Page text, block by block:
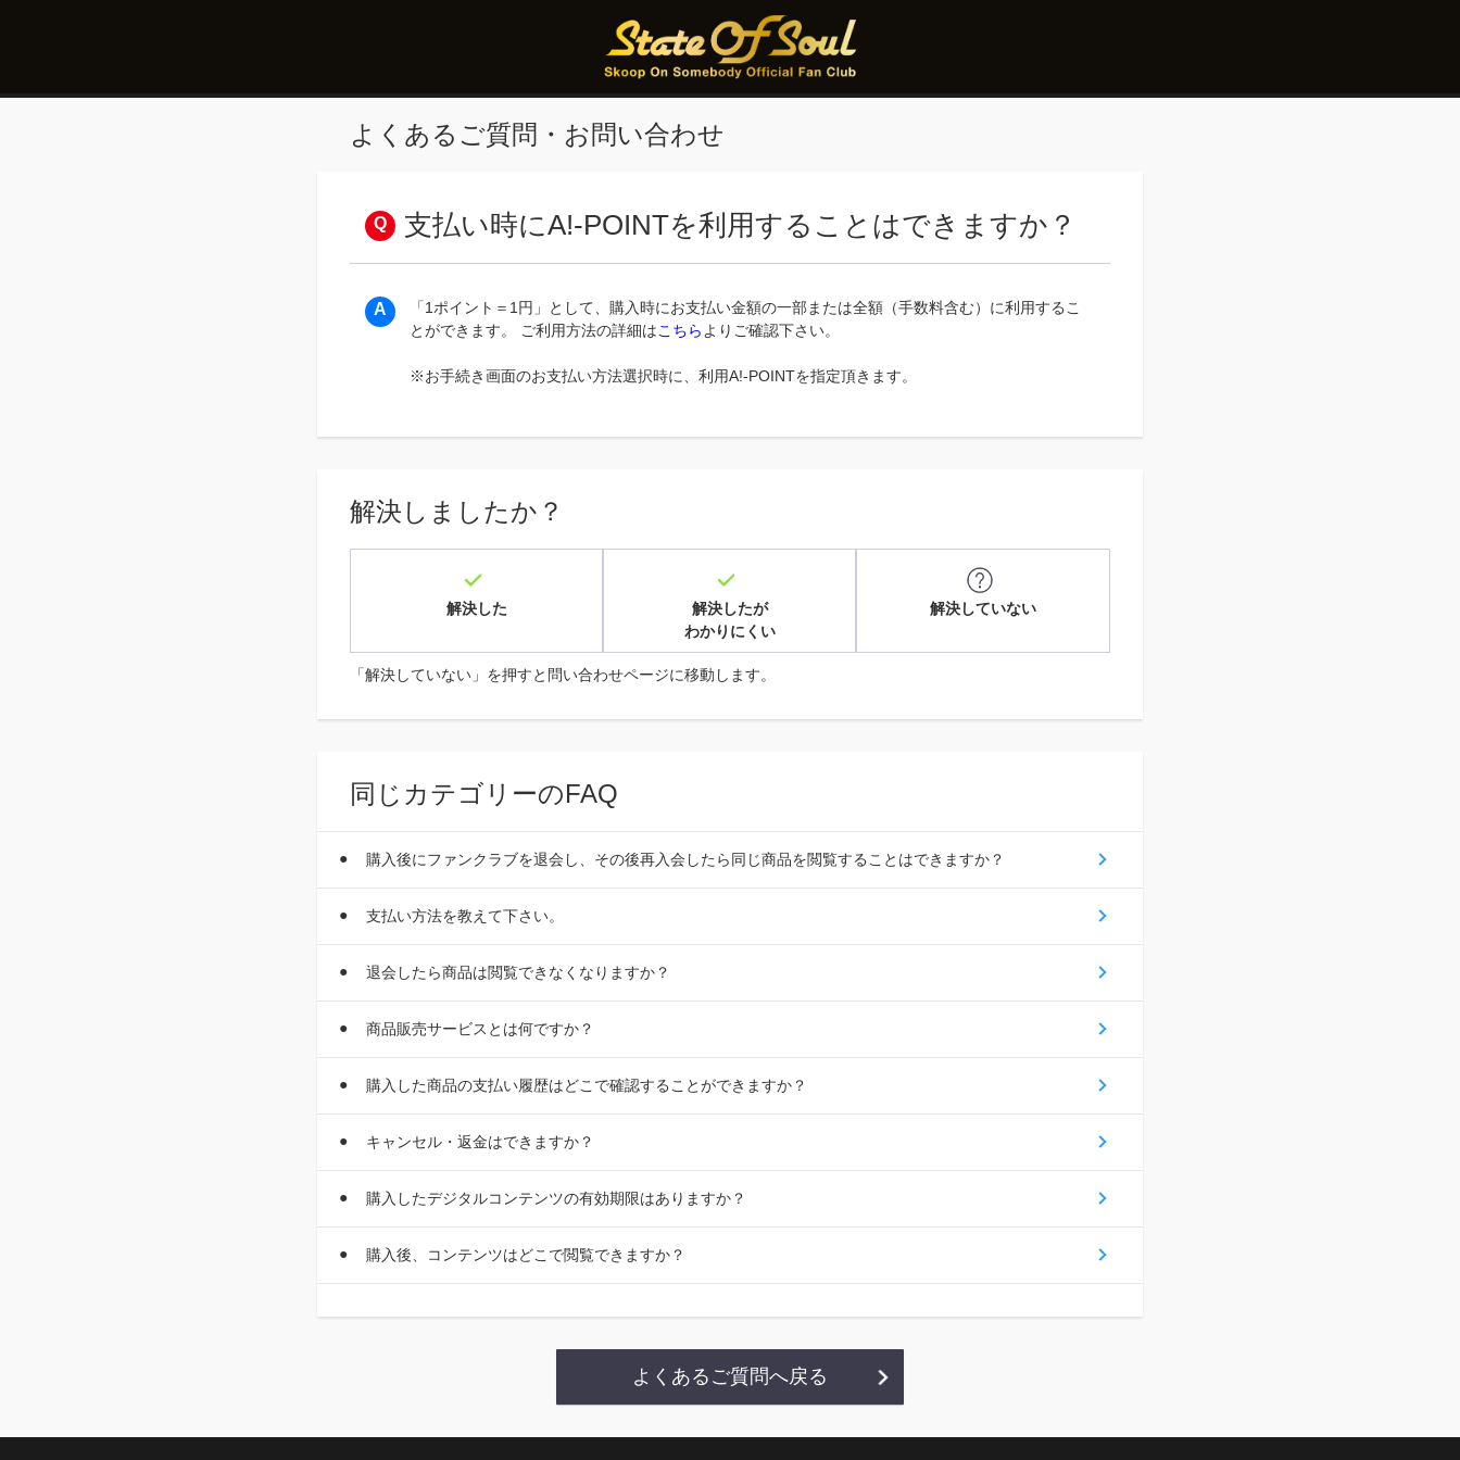
よくあるご質問・お問い合わせ
支払い時にA!-POINTを利用することはできますか？
「1ポイント＝1円」として、購入時にお支払い金額の一部または全額（手数料含む）に利用するこ
とができます。 ご利用方法の詳細はこちら よりご確認下さい。
※お手続き画面のお支払い方法選択時に、利用A!-POINTを指定頂きます。
解決しましたか？
解決した
解決したが
わかりにくい
解決していない
「解決していない」を押すと問い合わせページに移動します。
同じカテゴリーのFAQ
購入後にファンクラブを退会し、その後再入会したら同じ商品を閲覧することはできますか？
支払い方法を教えて下さい。
退会したら商品は閲覧できなくなりますか？
商品販売サービスとは何ですか？
購入した商品の支払い履歴はどこで確認することができますか？
キャンセル・返金はできますか？
購入したデジタルコンテンツの有効期限はありますか？
購入後、コンテンツはどこで閲覧できますか？
よくあるご質問へ戻る